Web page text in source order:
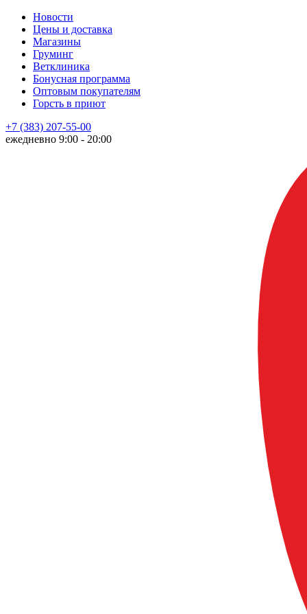
Новости
Цены и доставка
Магазины
Груминг
Ветклиника
Бонусная программа
Оптовым покупателям
Горсть в приют
+7 (383) 207-55-00
ежедневно 9:00 - 20:00